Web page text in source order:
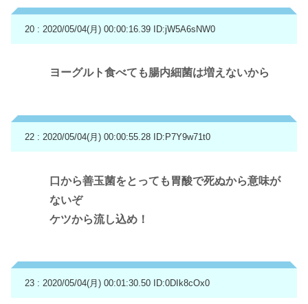
20 : 2020/05/04(月) 00:00:16.39 ID:jW5A6sNW0
ヨーグルト食べても腸内細菌は増えないから
22 : 2020/05/04(月) 00:00:55.28 ID:P7Y9w71t0
口から善玉菌をとっても胃酸で死ぬから意味が
ないぞ
ケツから流し込め！
23 : 2020/05/04(月) 00:01:30.50 ID:0DIk8cOx0